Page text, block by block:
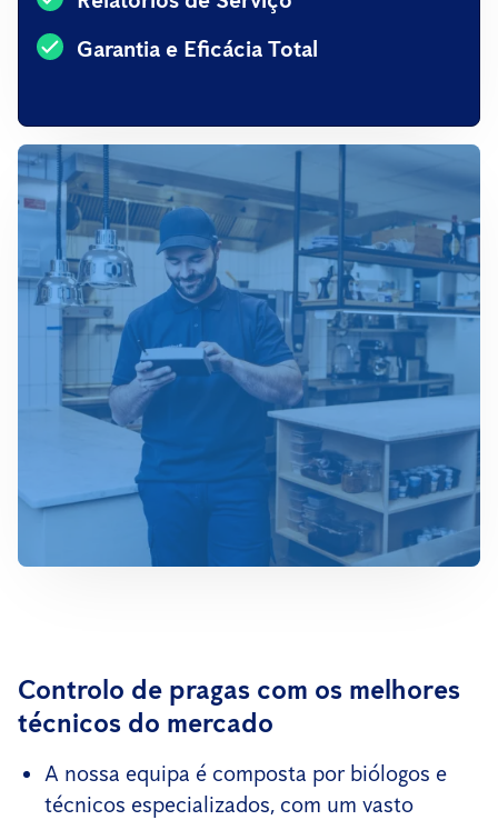
Garantia e Eficácia Total
Controlo de pragas com os melhores
técnicos do mercado
A nossa equipa é composta por biólogos e
técnicos especializados, com um vasto